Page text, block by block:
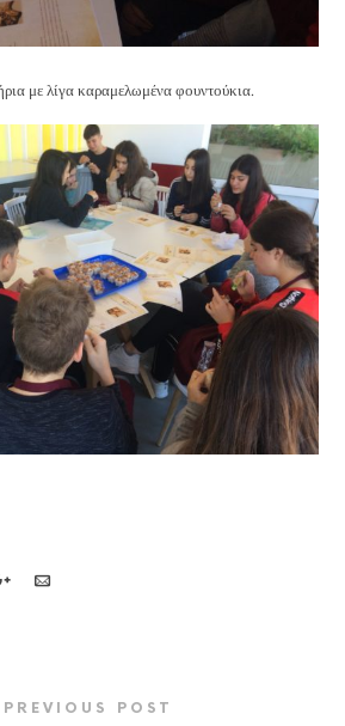
με λίγα καραμελωμένα φουντούκια.
PREVIOUS POST